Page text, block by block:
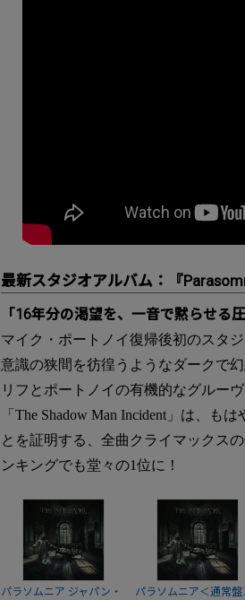
最新スタジオアルバム：『
「16年分の渇望を、一音で黙らせる
マイク・ポートノイ復帰後初のスタ
意識の狭間を彷徨うようなダークで
リフとポートノイの有機的なグルー
「The Shadow Man Incident」は、も
とを証明する、全曲クライマックス
ンキングでも堂々の1位に！
パラソムニア ジャパン・
パラソムニア＜通常盤